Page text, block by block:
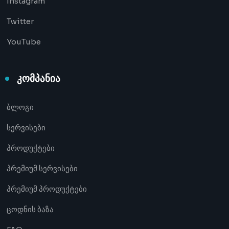
Twitter
YouTube
კომპანია
ბლოგი
სერვისები
პროდუქტები
პრემიუმ სერვისები
პრემიუმ პროდუქტები
ცოდნის ბაზა